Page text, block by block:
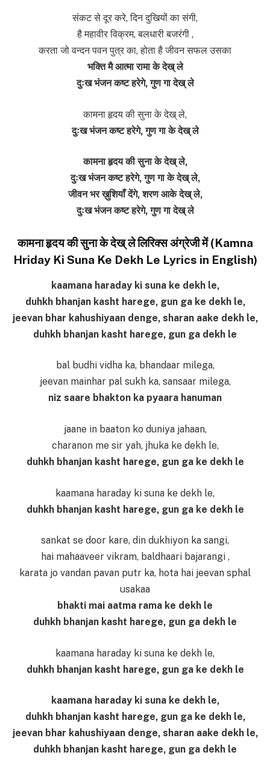
संकट से दूर करे, दिन दुखियों का संगी,
है महावीर विक्रम, बलधारी बजरंगी ,
करता जो वन्दन पवन पुत्र का, होता है जीवन सफल उसका
भक्ति मै आत्मा रामा के देख् ले
दुःख भंजन कष्ट हरेगे, गुण गा देख् ले
कामना हृदय की सुना के देख् ले,
दुःख भंजन कष्ट हरेगे, गुण गा के देख् ले
कामना हृदय की सुना के देख् ले,
दुःख भंजन कष्ट हरेगे, गुण गा के देख् ले,
जीवन भर ख़ुशियाँ देंगे, शरण आके देख् ले,
दुःख भंजन कष्ट हरेगे, गुण गा देख् ले
कामना हृदय की सुना के देख् ले लिरिक्स अंग्रेजी में (Kamna
Hriday Ki Suna Ke Dekh Le Lyrics in English)
kaamana haraday ki suna ke dekh le,
duhkh bhanjan kasht harege, gun ga ke dekh le,
jeevan bhar kahushiyaan denge, sharan aake dekh le,
duhkh bhanjan kasht harege, gun ga dekh le
bal budhi vidha ka, bhandaar milega,
jeevan mainhar pal sukh ka, sansaar milega,
niz saare bhakton ka pyaara hanuman
jaane in baaton ko duniya jahaan,
charanon me sir yah, jhuka ke dekh le,
duhkh bhanjan kasht harege, gun ga ke dekh le
kaamana haraday ki suna ke dekh le,
duhkh bhanjan kasht harege, gun ga ke dekh le
sankat se door kare, din dukhiyon ka sangi,
hai mahaaveer vikram, baldhaari bajarangi ,
karata jo vandan pavan putr ka, hota hai jeevan sphal
usakaa
bhakti mai aatma rama ke dekh le
duhkh bhanjan kasht harege, gun ga dekh le
kaamana haraday ki suna ke dekh le,
duhkh bhanjan kasht harege, gun ga ke dekh le
kaamana haraday ki suna ke dekh le,
duhkh bhanjan kasht harege, gun ga ke dekh le,
jeevan bhar kahushiyaan denge, sharan aake dekh le,
duhkh bhanjan kasht harege, gun ga dekh le